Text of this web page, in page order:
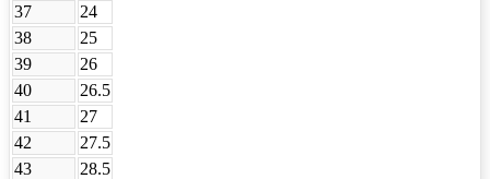
37
24
38
25
39
26
40
26.5
41
27
42
27.5
43
28.5